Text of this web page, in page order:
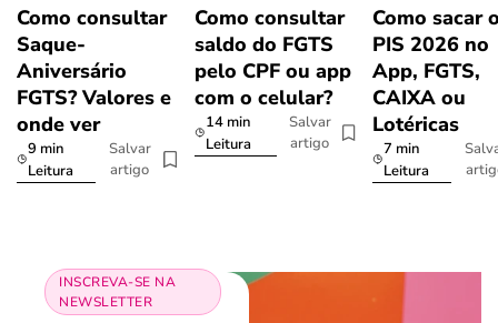
Como consultar
Saque-
Aniversário
FGTS? Valores e
onde ver
9 min
Leitura
Salvar
artigo
Como consultar
saldo do FGTS
pelo CPF ou app
com o celular?
14 min
Leitura
Salvar
artigo
Como sacar
PIS 2026 no
App, FGTS,
CAIXA ou
Lotéricas
7 min
Leitura
INSCREVA-SE NA
NEWSLETTER